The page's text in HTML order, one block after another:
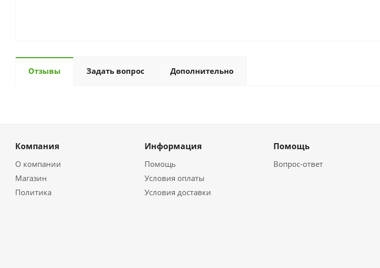
Отзывы Задать вопрос Дополнительно
Компания
О компании
Магазин
Политика
Информация
Помощь
Условия оплаты
Условия доставки
Помощь
Вопрос-ответ